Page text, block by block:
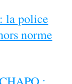
la police
norme
: